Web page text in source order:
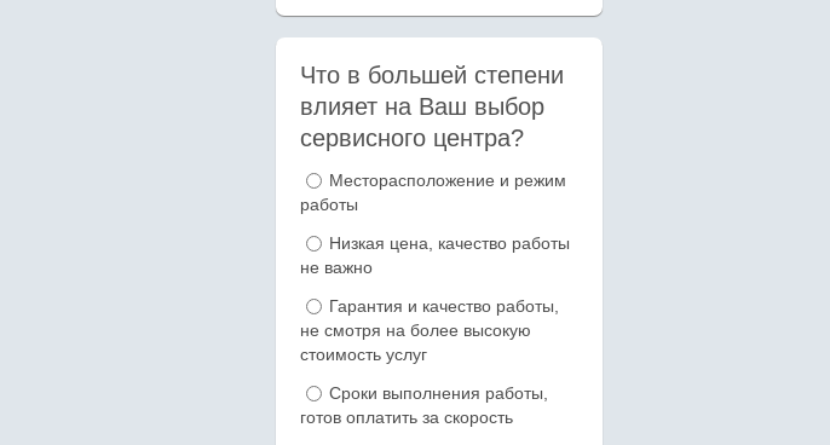
Что в большей степени
влияет на Ваш выбор
сервисного центра?
Варианты
Месторасположение и режим
работы
Низкая цена, качество работы
не важно
Гарантия и качество работы,
не смотря на более высокую
стоимость услуг
Сроки выполнения работы,
готов оплатить за скорость